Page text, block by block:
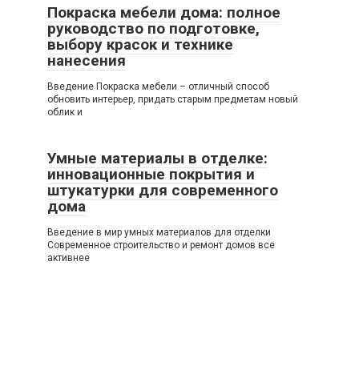
Покраска мебели дома: полное
руководство по подготовке,
выбору красок и технике
нанесения
Введение Покраска мебели – отличный способ
обновить интерьер, придать старым предметам новый
облик и
Умные материалы в отделке:
инновационные покрытия и
штукатурки для современного
дома
Введение в мир умных материалов для отделки
Современное строительство и ремонт домов все
активнее